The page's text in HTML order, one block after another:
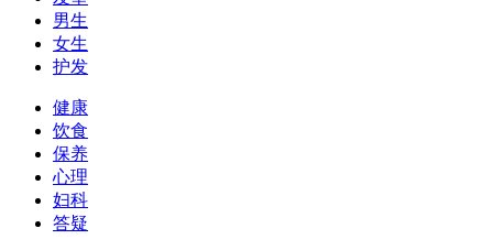
男生
女生
护发
健康
饮食
保养
心理
妇科
答疑